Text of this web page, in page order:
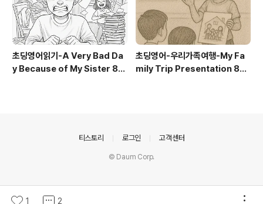
초딩영어읽기-A Very Bad Da
y Because of My Sister 80
초딩영어-우리가족여행-My Fa
mily Trip Presentation 80
1 2
티스토리 로그인 고객센터
© Daum Corp.